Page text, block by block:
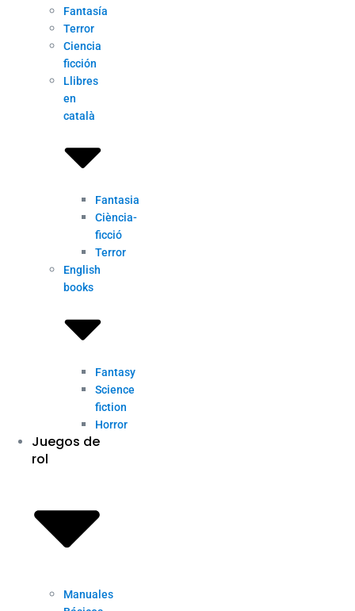
Fantasía
Terror
Ciencia
ficción
Llibres
en
català
Fantasia
Ciència-
ficció
Terror
English
books
Fantasy
Science
fiction
Horror
Juegos de
rol
Manuales